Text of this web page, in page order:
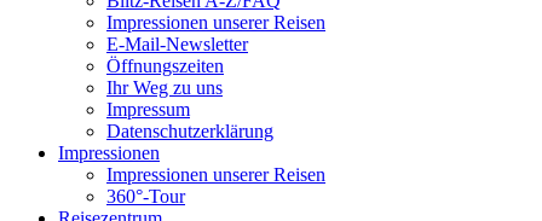
Impressionen unserer Reisen
E-Mail-Newsletter
Öffnungszeiten
Ihr Weg zu uns
Impressum
Datenschutzerklärung
Impressionen
Impressionen unserer Reisen
360°-Tour